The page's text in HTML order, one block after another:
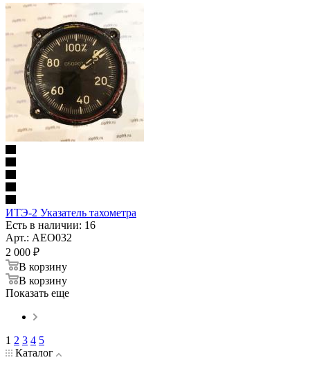
ИТЭ-2 Указатель тахометра
Есть в наличии: 16
Арт.: AEO032
2 000 ₽
В корзину
В корзину
Показать еще
1 2 3 4 5
Каталог